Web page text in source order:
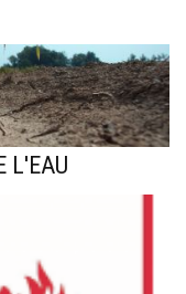
L'EAU